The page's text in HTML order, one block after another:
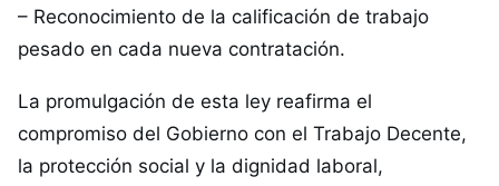
– Reconocimiento de la calificación de trabajo
pesado en cada nueva contratación.
La promulgación de esta ley reafirma el
compromiso del Gobierno con el Trabajo Decente,
la protección social y la dignidad laboral,